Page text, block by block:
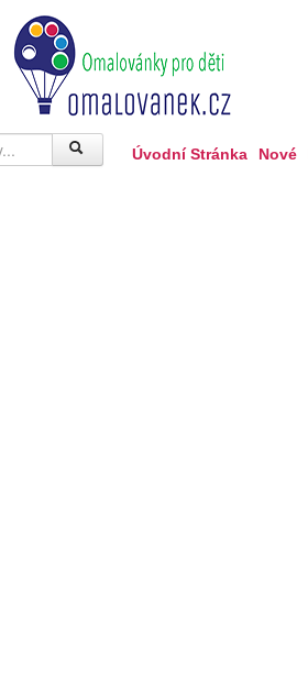
Úvodní Stránka Nové